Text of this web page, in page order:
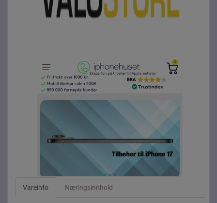
Vareinfo Næringsinnhold